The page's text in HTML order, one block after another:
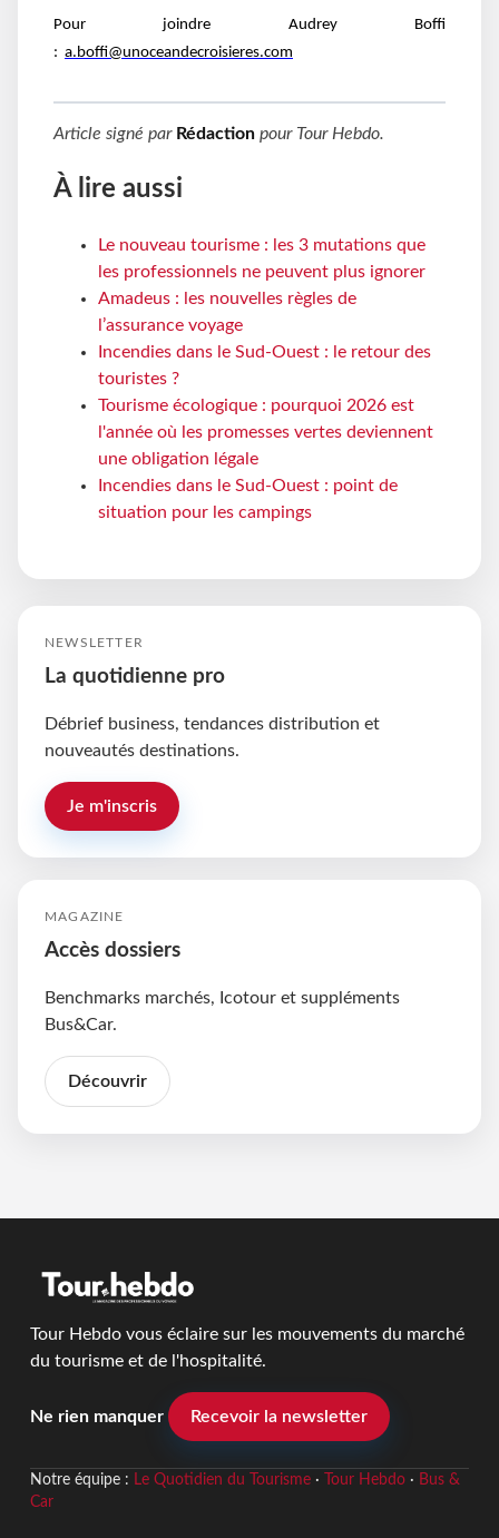
Pour joindre Audrey Boffi
: a.boffi@unoceandecroisieres.com
Article signé par Rédaction pour Tour Hebdo.
À lire aussi
Le nouveau tourisme : les 3 mutations que
les professionnels ne peuvent plus ignorer
Amadeus : les nouvelles règles de
l’assurance voyage
Incendies dans le Sud-Ouest : le retour des
touristes ?
Tourisme écologique : pourquoi 2026 est
l'année où les promesses vertes deviennent
une obligation légale
Incendies dans le Sud-Ouest : point de
situation pour les campings
NEWSLETTER
La quotidienne pro
Débrief business, tendances distribution et
nouveautés destinations.
Je m'inscris
MAGAZINE
Accès dossiers
Benchmarks marchés, Icotour et suppléments
Bus&Car.
Découvrir
Tour Hebdo vous éclaire sur les mouvements du marché
du tourisme et de l'hospitalité.
Ne rien manquer Recevoir la newsletter
Notre équipe : Le Quotidien du Tourisme· Tour Hebdo· Bus &
Car